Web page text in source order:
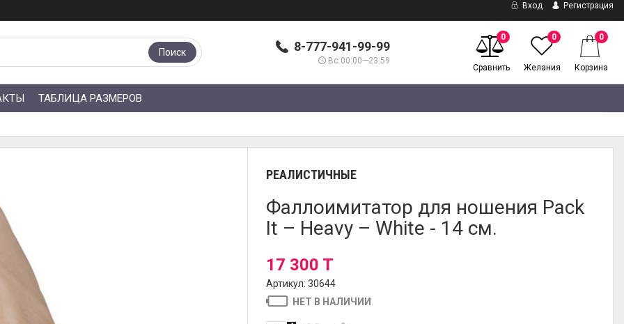
Вход Регистрация
8-777-941-99-99
Вс 00:00—23:59
Поиск
0
Сравнить
0
Желания
0
Корзина
ТАБЛИЦА РАЗМЕРОВ
РЕАЛИСТИЧНЫЕ
Фаллоимитатор для ношения Pack
It – Heavy – White - 14 см.
17 300 T
Артикул: 30644
НЕТ В НАЛИЧИИ